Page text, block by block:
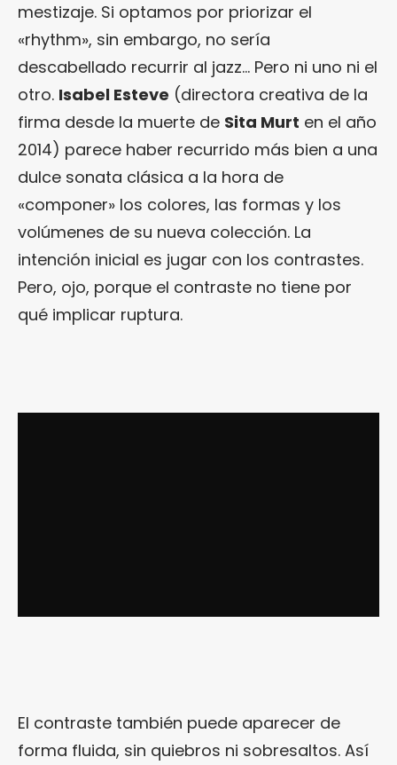
mestizaje. Si optamos por priorizar el
«rhythm», sin embargo, no sería
descabellado recurrir al jazz… Pero ni uno ni el
otro. Isabel Esteve (directora creativa de la
firma desde la muerte de Sita Murt en el año
2014) parece haber recurrido más bien a una
dulce sonata clásica a la hora de
«componer» los colores, las formas y los
volúmenes de su nueva colección. La
intención inicial es jugar con los contrastes.
Pero, ojo, porque el contraste no tiene por
qué implicar ruptura.
El contraste también puede aparecer de
forma fluida, sin quiebros ni sobresaltos. Así